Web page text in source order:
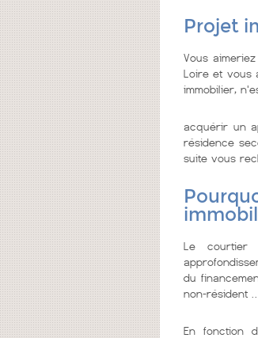
Projet
Vous
Loire et vous
immobilier,
acquérir un
résidence
suite vous
Le courtier
du
non-résident
En fonction